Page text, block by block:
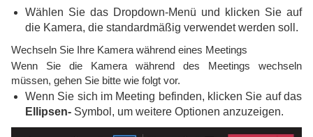
Wählen Sie das Dropdown-Menü und klicken Sie auf
die Kamera, die standardmäßig verwendet werden soll.
Wechseln Sie Ihre Kamera während eines Meetings
Wenn Sie die Kamera während des Meetings wechseln
müssen, gehen Sie bitte wie folgt vor.
Wenn Sie sich im Meeting befinden, klicken Sie auf das
Ellipsen- Symbol, um weitere Optionen anzuzeigen.